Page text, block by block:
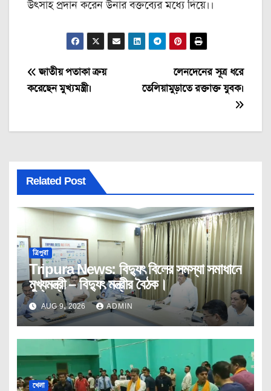
উৎসাহ প্রদান করেন উনার বক্তব্যের মধ্যে দিয়ে।।
Post
navigation
লেনদেনের সূত্র ধরে
তেলিয়ামুড়াতে রক্তাক্ত যুবক।
জাতীয় পতাকা ক্রয়
করেছেন মুখ্যমন্ত্রী।
Related Post
ত্রিপুরা
Tripura News: বিদ্যুৎ বিলের সমস্যা সমাধানে
মুখ্যমন্ত্রী – বিদ্যুৎ মন্ত্রীর বৈঠক।
AUG 9, 2026 ADMIN
খেলা